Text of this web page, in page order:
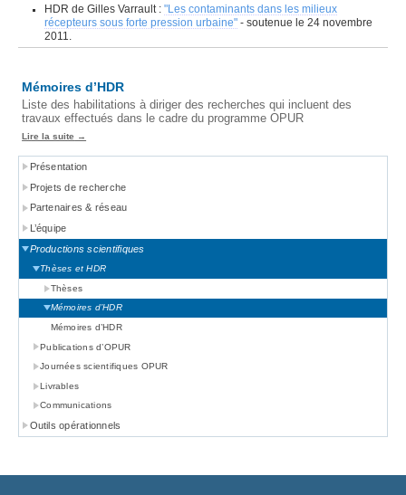
HDR de Gilles Varrault : "Les contaminants dans les milieux
récepteurs sous forte pression urbaine"- soutenue le 24 novembre
2011.
Mémoires d’HDR
Liste des habilitations à diriger des recherches qui incluent des
travaux effectués dans le cadre du programme OPUR
Lire la suite
Présentation
Projets de recherche
Partenaires & réseau
L’équipe
Productions scientifiques
Thèses et HDR
Thèses
Mémoires d’HDR
Mémoires d’HDR
Publications d’OPUR
Journées scientifiques OPUR
Livrables
Communications
Outils opérationnels